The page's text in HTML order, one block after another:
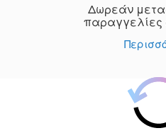
Δωρεάν
παραγγελίες